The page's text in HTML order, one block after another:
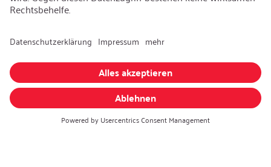
Garantieerweiterung
Unternehmenspolitik
Code of Conduct
Sprache ändern: Deutsch